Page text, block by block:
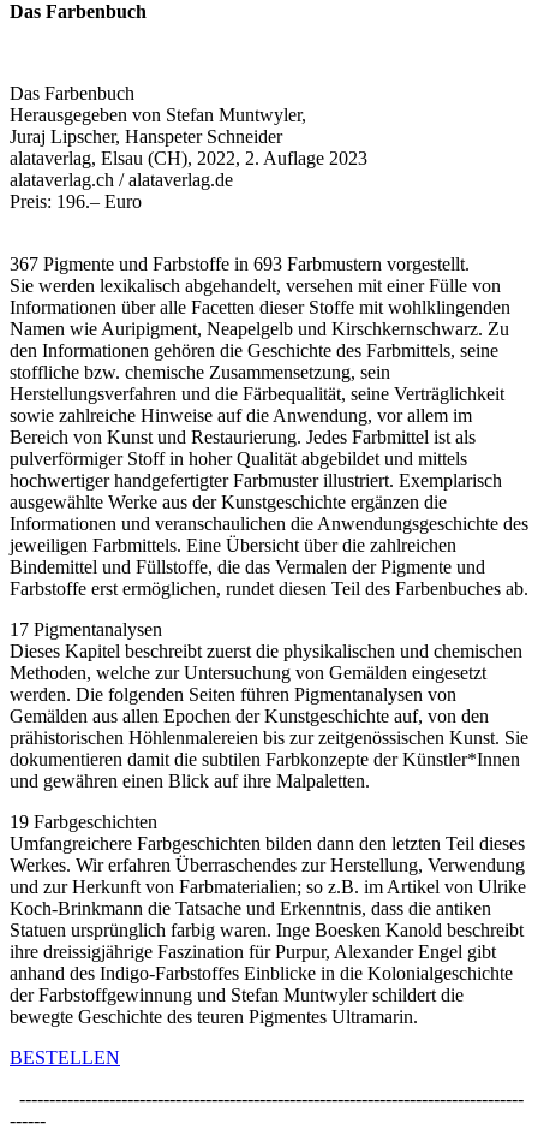
Das Farbenbuch
Das Farbenbuch
Herausgegeben von Stefan Muntwyler,
Juraj Lipscher, Hanspeter Schneider
alataverlag, Elsau (CH), 2022, 2. Auflage 2023
alataverlag.ch / alataverlag.de
Preis: 196.– Euro
367 Pigmente und Farbstoffe in 693 Farbmustern vorgestellt.
Sie werden lexikalisch abgehandelt, versehen mit einer Fülle von
Informationen über alle Facetten dieser Stoffe mit wohlklingenden
Namen wie Auripigment, Neapelgelb und Kirschkernschwarz. Zu
den Informationen gehören die Geschichte des Farbmittels, seine
stoffliche bzw. chemische Zusammensetzung, sein
Herstellungsverfahren und die Färbequalität, seine Verträglichkeit
sowie zahlreiche Hinweise auf die Anwendung, vor allem im
Bereich von Kunst und Restaurierung. Jedes Farbmittel ist als
pulverförmiger Stoff in hoher Qualität abgebildet und mittels
hochwertiger handgefertigter Farbmuster illustriert. Exemplarisch
ausgewählte Werke aus der Kunstgeschichte ergänzen die
Informationen und veranschaulichen die Anwendungsgeschichte des
jeweiligen Farbmittels. Eine Übersicht über die zahlreichen
Bindemittel und Füllstoffe, die das Vermalen der Pigmente und
Farbstoffe erst ermöglichen, rundet diesen Teil des Farbenbuches ab.
17 Pigmentanalysen
Dieses Kapitel beschreibt zuerst die physikalischen und chemischen
Methoden, welche zur Untersuchung von Gemälden eingesetzt
werden. Die folgenden Seiten führen Pigmentanalysen von
Gemälden aus allen Epochen der Kunstgeschichte auf, von den
prähistorischen Höhlenmalereien bis zur zeitgenössischen Kunst. Sie
dokumentieren damit die subtilen Farbkonzepte der Künstler*Innen
und gewähren einen Blick auf ihre Malpaletten.
19 Farbgeschichten
Umfangreichere Farbgeschichten bilden dann den letzten Teil dieses
Werkes. Wir erfahren Überraschendes zur Herstellung, Verwendung
und zur Herkunft von Farbmaterialien; so z.B. im Artikel von Ulrike
Koch-Brinkmann die Tatsache und Erkenntnis, dass die antiken
Statuen ursprünglich farbig waren. Inge Boesken Kanold beschreibt
ihre dreissigjährige Faszination für Purpur, Alexander Engel gibt
anhand des Indigo-Farbstoffes Einblicke in die Kolonialgeschichte
der Farbstoffgewinnung und Stefan Muntwyler schildert die
bewegte Geschichte des teuren Pigmentes Ultramarin.
BESTELLEN
------------------------------------------------------------------------------------
------